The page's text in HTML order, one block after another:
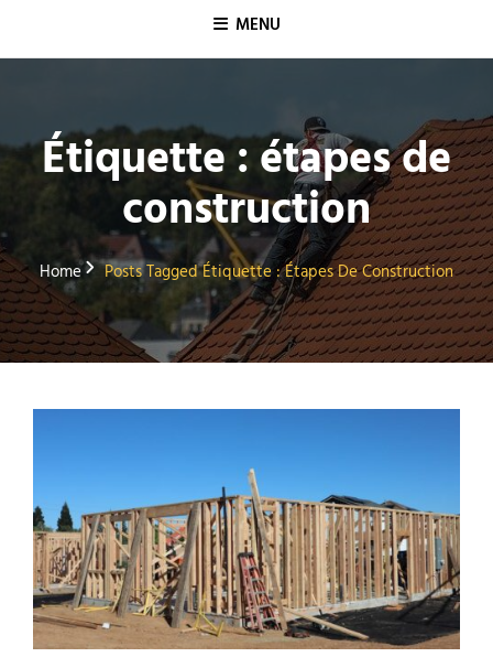
MENU
Étiquette :étapes de
construction
Home Posts TaggedÉtiquette :Étapes De Construction